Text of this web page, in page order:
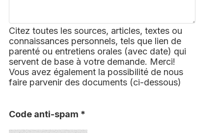
Citez toutes les sources, articles, textes ou
connaissances personnels, tels que lien de
parenté ou entretiens orales (avec date) qui
servent de base à votre demande. Merci!
Vous avez également la possibilité de nous
faire parvenir des documents (ci-dessous)
Code anti-spam *